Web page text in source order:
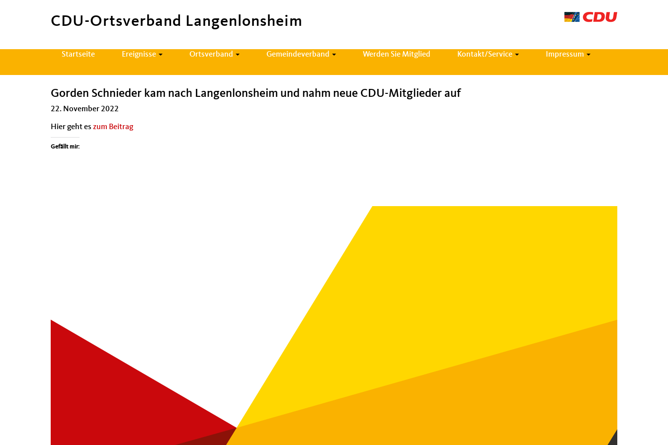
CDU-Ortsverband Langenlonsheim
Hauptnavigation
Startseite Ereignisse Ortsverband Gemeindeverband Werden Sie Mitglied Kontakt/Service Impressum
Gorden Schnieder kam nach Langenlonsheim und nahm neue CDU-Mitglieder auf
22. November 2022
Hier geht es zum Beitrag
Gefällt mir: